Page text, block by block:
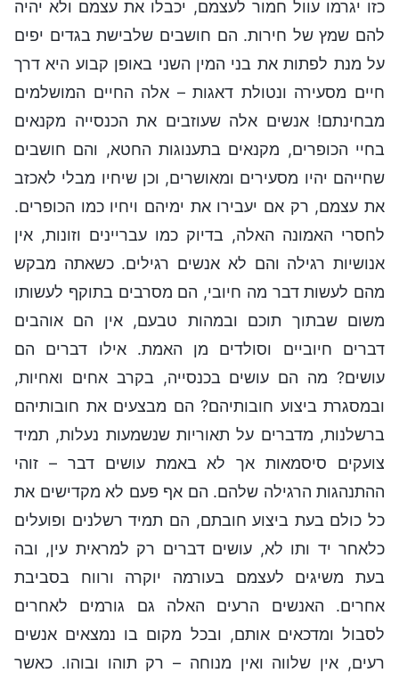
כזו יגרמו עוול חמור לעצמם, יכבלו את עצמם ולא יהיה
להם שמץ של חירות. הם חושבים שלבישת בגדים יפים
על מנת לפתות את בני המין השני באופן קבוע היא דרך
חיים מסעירה ונטולת דאגות – אלה החיים המושלמים
מבחינתם! אנשים אלה שעוזבים את הכנסייה מקנאים
בחיי הכופרים, מקנאים בתענוגות החטא, והם חושבים
שחייהם יהיו מסעירים ומאושרים, וכן שיחיו מבלי לאכזב
את עצמם, רק אם יעבירו את ימיהם ויחיו כמו הכופרים.
לחסרי האמונה האלה, בדיוק כמו עבריינים וזונות, אין
אנושיות רגילה והם לא אנשים רגילים. כשאתה מבקש
מהם לעשות דבר מה חיובי, הם מסרבים בתוקף לעשותו
משום שבתוך תוכם ובמהות טבעם, אין הם אוהבים
דברים חיוביים וסולדים מן האמת. אילו דברים הם
עושים? מה הם עושים בכנסייה, בקרב אחים ואחיות,
ובמסגרת ביצוע חובותיהם? הם מבצעים את חובותיהם
ברשלנות, מדברים על תאוריות שנשמעות נעלות, תמיד
צועקים סיסמאות אך לא באמת עושים דבר – זוהי
ההתנהגות הרגילה שלהם. הם אף פעם לא מקדישים את
כל כולם בעת ביצוע חובתם, הם תמיד רשלנים ופועלים
כלאחר יד ותו לא, עושים דברים רק למראית עין, ובה
בעת משיגים לעצמם בעורמה יוקרה ורווח בסביבת
אחרים. האנשים הרעים האלה גם גורמים לאחרים
לסבול ומדכאים אותם, ובכל מקום בו נמצאים אנשים
רעים, אין שלווה ואין מנוחה – רק תוהו ובוהו. כאשר